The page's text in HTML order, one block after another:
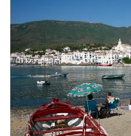
Nature & extérieur
Où
Sports & aventure